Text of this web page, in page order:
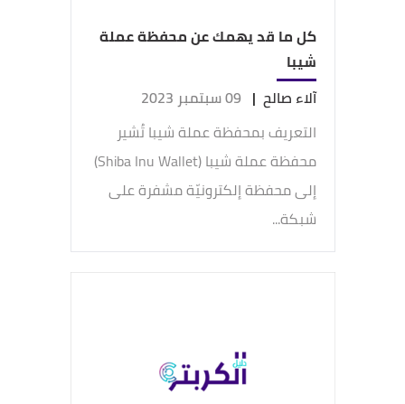
كل ما قد يهمك عن محفظة عملة
شيبا
آلاء صالح | 09 سبتمبر 2023
التعريف بمحفظة عملة شيبا تُشير
محفظة عملة شيبا (Shiba Inu Wallet)
إلى محفظة إلكترونيّة مشفرة على
شبكة...